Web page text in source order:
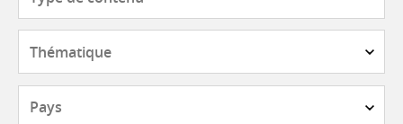
contenu